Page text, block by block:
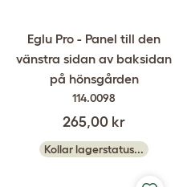
Eglu Pro - Panel till den
vänstra sidan av baksidan
på hönsgården
114.0098
265,00 kr
Kollar lagerstatus...